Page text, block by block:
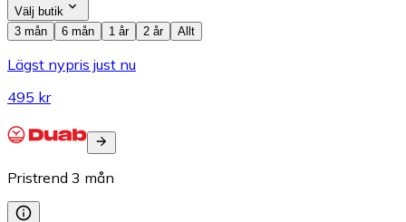
Välj butik
3 mån
6 mån 1 år 2 år Allt
Lägst nypris just nu
495 kr
Pristrend 3 mån